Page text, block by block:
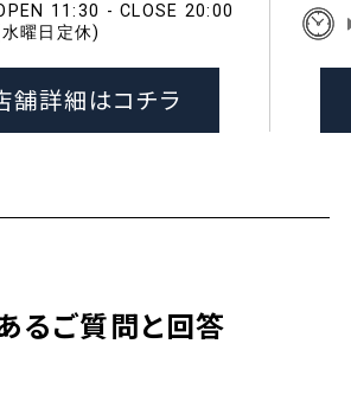
11:30 - CLOSE 20:00
曜日定休)
舗詳細はコチラ
るご質問と回答